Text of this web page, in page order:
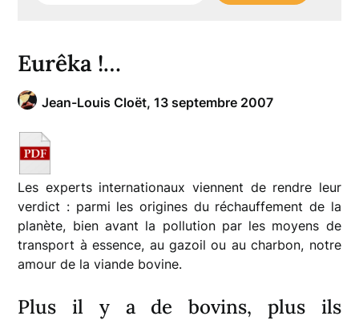
Eurêka !…
Jean-Louis Cloët,13 septembre 2007
Les experts internationaux viennent de rendre leur
verdict : parmi les origines du réchauffement de la
planète, bien avant la pollution par les moyens de
transport à essence, au gazoil ou au charbon, notre
amour de la viande bovine.
Plus il y a de bovins, plus ils